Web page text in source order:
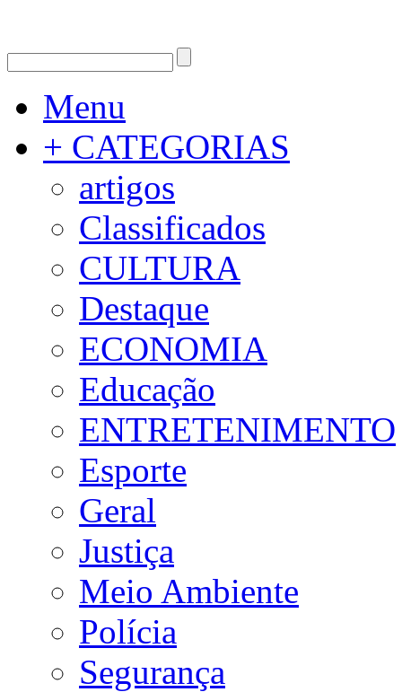
Menu
+ CATEGORIAS
artigos
Classificados
CULTURA
Destaque
ECONOMIA
Educação
ENTRETENIMENTO
Esporte
Geral
Justiça
Meio Ambiente
Polícia
Segurança